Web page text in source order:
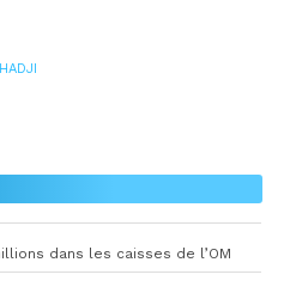
dans les caisses de l’OM